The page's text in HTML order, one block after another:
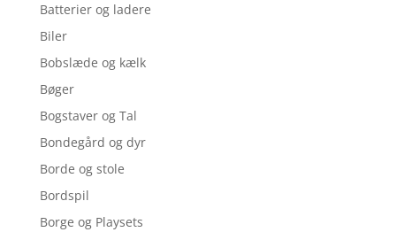
Batterier og ladere
Biler
Bobslæde og kælk
Bøger
Bogstaver og Tal
Bondegård og dyr
Borde og stole
Bordspil
Borge og Playsets